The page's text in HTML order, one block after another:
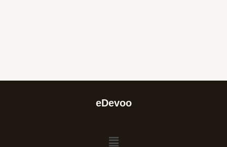
eDevoo
Menu